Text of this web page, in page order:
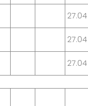
27.04
27.04
27.04